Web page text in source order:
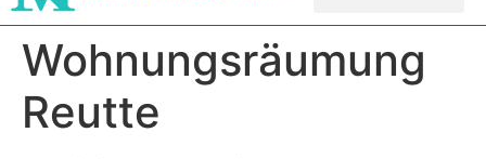
Wohnungsräumung
Reutte